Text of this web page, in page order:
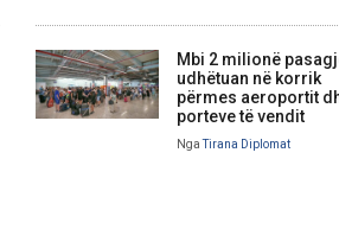
Mbi 2 milionë
udhëtuan në korrik
përmes aeroportit
porteve të vendit
NgaTirana Diplomat